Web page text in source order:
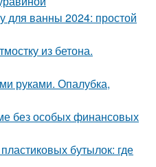
для ванны 2024: простой
из бетона.
руками. Опалубка,
без особых финансовых
бутылок: где